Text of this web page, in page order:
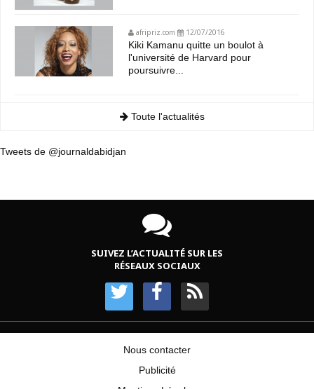
afripriz.com 12/07/2016
Kiki Kamanu quitte un boulot à
l'université de Harvard pour
poursuivre...
Toute l'actualités
Tweets de @journaldabidjan
SUIVEZ L’ACTUALITÉ SUR LES
RÉSEAUX SOCIAUX
Nous contacter
Publicité